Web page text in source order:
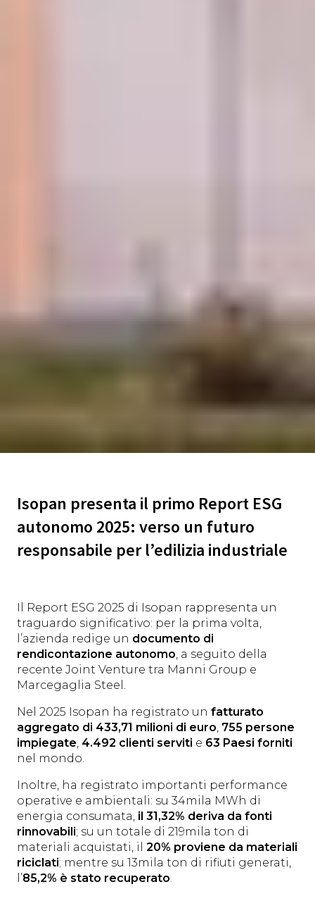
Isopan presenta il primo Report ESG
autonomo 2025: verso un futuro
responsabile per l’edilizia industriale
Il Report ESG 2025 di Isopan rappresenta un
traguardo significativo: per la prima volta,
l’azienda redige un documento di
rendicontazione autonomo, a seguito della
recente Joint Venture tra Manni Group e
Marcegaglia Steel.
Nel 2025 Isopan ha registrato un fatturato
aggregato di 433,71 milioni di euro, 755 persone
impiegate, 4.492 clienti serviti e 63 Paesi forniti
nel mondo.
Inoltre, ha registrato importanti performance
operative e ambientali: su 34mila MWh di
energia consumata, il 31,32% deriva da fonti
rinnovabili; su un totale di 219mila ton di
materiali acquistati, il 20% proviene da materiali
riciclati; mentre su 13mila ton di rifiuti generati,
l’85,2% è stato recuperato.